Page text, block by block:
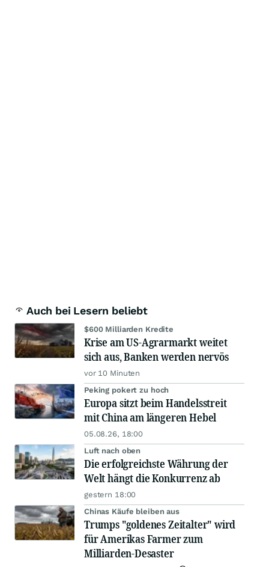
Auch bei Lesern beliebt
$600 Milliarden Kredite
Krise am US-Agrarmarkt weitet
sich aus, Banken werden nervös
vor 10 Minuten
Peking pokert zu hoch
Europa sitzt beim Handelsstreit
mit China am längeren Hebel
05.08.26, 18:00
Luft nach oben
Die erfolgreichste Währung der
Welt hängt die Konkurrenz ab
gestern 18:00
Chinas Käufe bleiben aus
Trumps "goldenes Zeitalter" wird
für Amerikas Farmer zum
Milliarden-Desaster